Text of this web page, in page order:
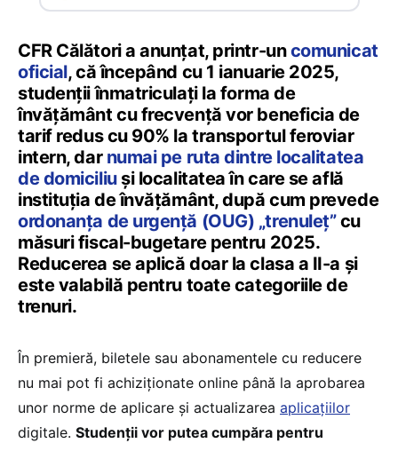
CFR Călători a anunțat, printr-uncomunicat
oficial, că începând cu 1 ianuarie 2025,
studenții înmatriculați la forma de
învățământ cu frecvență vor beneficia de
tarif redus cu 90% la transportul feroviar
intern, dar numai pe ruta dintre localitatea
de domiciliuși localitatea în care se află
instituția de învățământ, după cum prevede
ordonanța de urgență (OUG) „trenuleț”cu
măsuri fiscal-bugetare pentru 2025.
Reducerea se aplică doar la clasa a II-a și
este valabilă pentru toate categoriile de
trenuri.
În premieră, biletele sau abonamentele cu reducere
nu mai pot fi achiziționate online până la aprobarea
unor norme de aplicare și actualizarea aplicațiilor
digitale. Studenții vor putea cumpăra pentru